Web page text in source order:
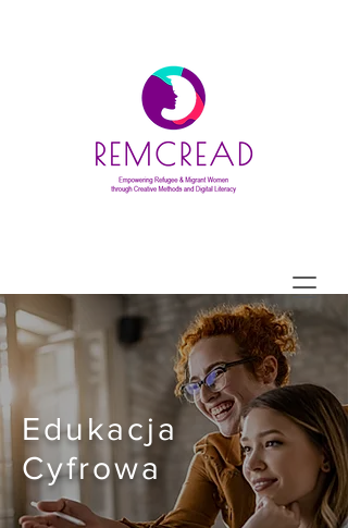
Edukacja
Cyfrowa